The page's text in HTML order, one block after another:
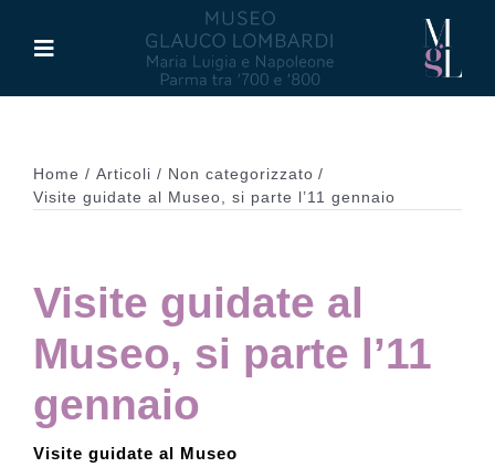
contenuto
Toggle
Maria Luigia d’Asburgo
Palazzo di Riserva
Attività
Home Articoli
Non categorizzato
Visite guidate al Museo, si parte l’11 gennaio
Visite guidate al
Museo, si parte l’11
gennaio
Visite guidate al Museo